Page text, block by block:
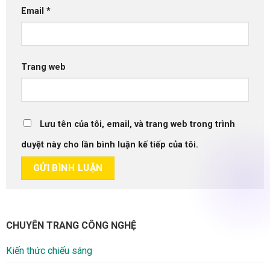
Email *
Trang web
Lưu tên của tôi, email, và trang web trong trình
duyệt này cho lần bình luận kế tiếp của tôi.
CHUYÊN TRANG CÔNG NGHỆ
Kiến thức chiếu sáng